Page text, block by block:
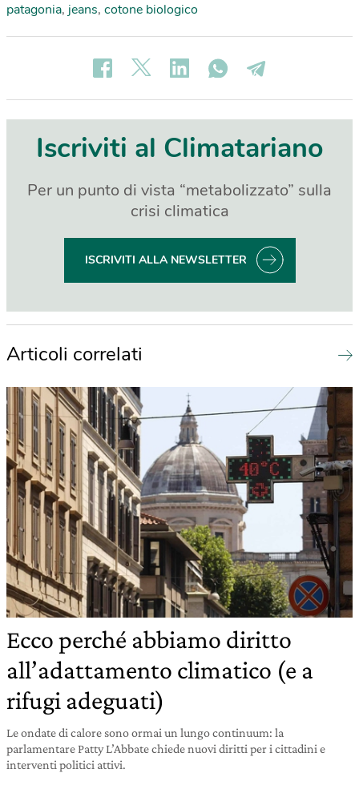
patagonia, jeans, cotone biologico
Iscriviti al Climatariano
Per un punto di vista “metabolizzato” sulla
crisi climatica
ISCRIVITI ALLA NEWSLETTER
Articoli correlati
Ecco perché abbiamo diritto
all’adattamento climatico (e a
rifugi adeguati)
Le ondate di calore sono ormai un lungo continuum: la
parlamentare Patty L’Abbate chiede nuovi diritti per i cittadini e
interventi politici attivi.